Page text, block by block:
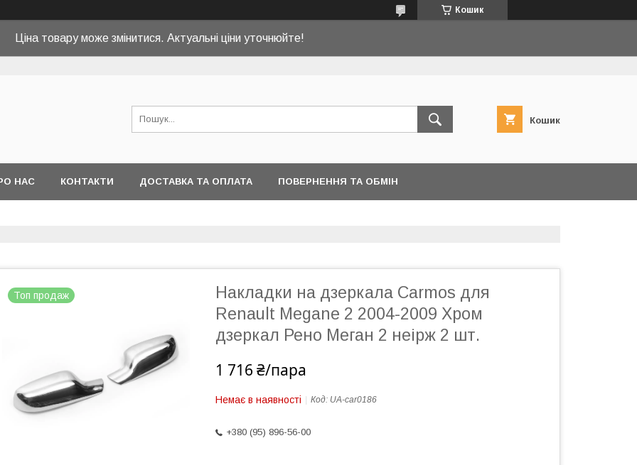
Кошик
Ціна товару може змінитися. Актуальні ціни уточнюйте!
Кошик
НАС КОНТАКТИ ДОСТАВКА ТА ОПЛАТА ПОВЕРНЕННЯ ТА ОБМІН
Топ продаж
Накладки на дзеркала Carmos для
Renault Megane 2 2004-2009 Хром
дзеркал Рено Меган 2 неірж 2 шт.
1 716 ₴/пара
Немає в наявності Код: UA-car0186
+380 (95) 896-56-00